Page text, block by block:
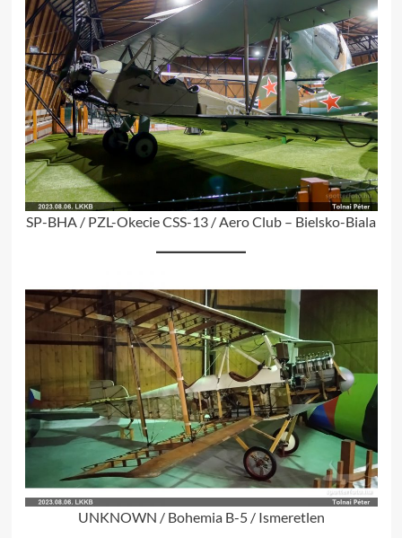
SP-BHA / PZL-Okecie CSS-13 / Aero Club – Bielsko-Biala
UNKNOWN / Bohemia B-5 / Ismeretlen